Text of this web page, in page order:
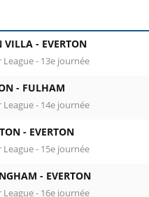
VILLA - EVERTON
League - 13e journée
- FULHAM
League - 14e journée
- EVERTON
League - 15e journée
- EVERTON
League - 16e journée